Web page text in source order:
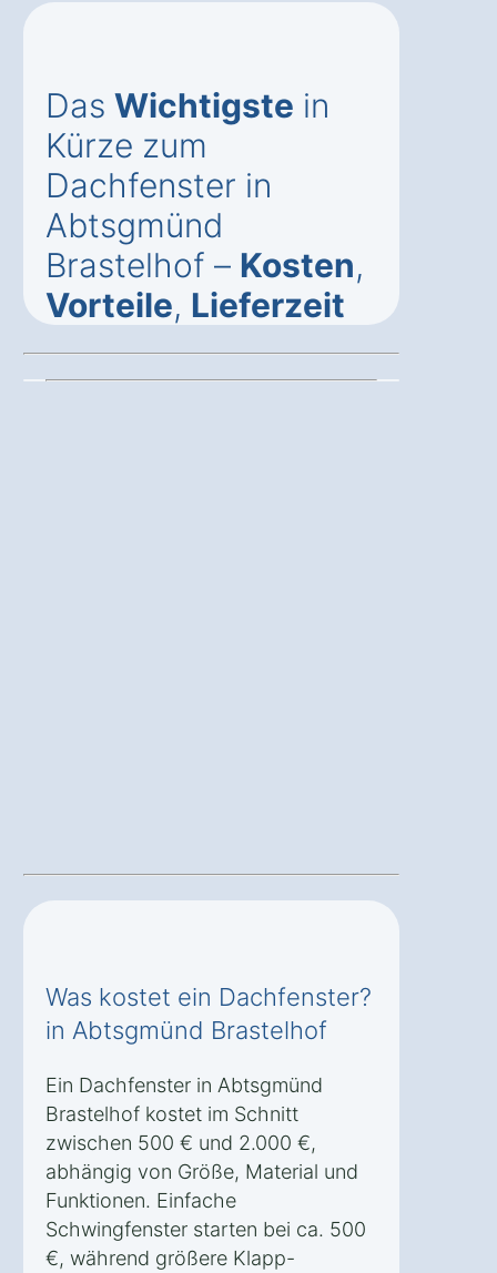
Das Wichtigste in
Kürze zum
Dachfenster in
Abtsgmünd
Brastelhof – Kosten,
Vorteile, Lieferzeit
Was kostet ein Dachfenster?
in Abtsgmünd Brastelhof
Ein Dachfenster in Abtsgmünd
Brastelhof kostet im Schnitt
zwischen 500 € und 2.000 €,
abhängig von Größe, Material und
Funktionen. Einfache
Schwingfenster starten bei ca. 500
€, während größere Klapp-